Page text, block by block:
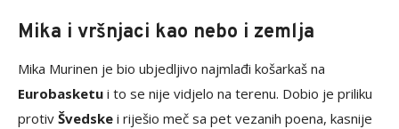
Mika i vršnjaci kao nebo i zemlja
Mika Murinen je bio ubjedljivo najmlađi košarkaš na
Eurobasketu i to se nije vidjelo na terenu. Dobio je priliku
protiv Švedske i riješio meč sa pet vezanih poena, kasnije